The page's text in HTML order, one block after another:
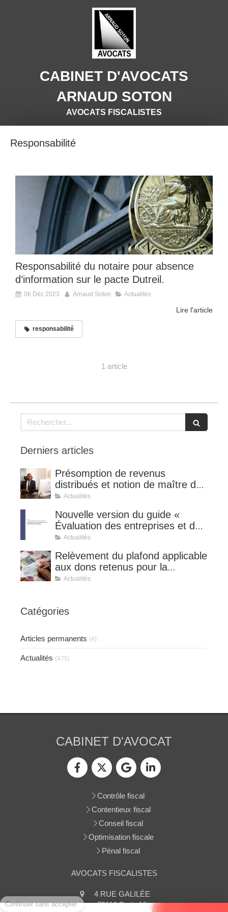
CABINET D'AVOCATS
ARNAUD SOTON
AVOCATS FISCALISTES
Responsabilité
Responsabilité du notaire pour absence
d’information sur le pacte Dutreil.
06 Déc 2023 Arnaud Soton Actualités
Lire l'article
responsabilité
1 article
Rechercher
Derniers articles
Présomption de revenus
distribués et notion de maître de
l'affaire (CE 8 juillet 2026, n°
Actualités
Nouvelle version du guide «
Évaluation des entreprises et des
titres de sociétés ».
Actualités
Relèvement du plafond applicable
aux dons retenus pour la
détermination de la réduction
Actualités
Catégories
Articles permanents (4)
Actualités (475)
CABINET D'AVOCAT
Contrôle fiscal
Contentieux fiscal
Conseil fiscal
Optimisation fiscale
Pénal fiscal
AVOCATS FISCALISTES
4 RUE GALILÉE
75116 Paris 16